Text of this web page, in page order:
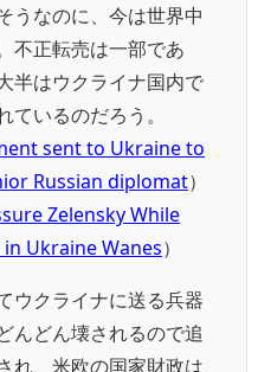
うなのに、今は世界中
不正転売は一部であ
半はウクライナ国内で
いるのだろう。
sent to Ukraine to
Russian diplomat）
Zelensky While
Ukraine Wanes）
ウクライナに送る兵器
んどん壊されるので追
れ、米欧の国家財政は